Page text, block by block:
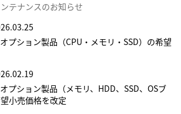
テナンスのお知らせ
プション製品（CPU・メモリ・SSD）の希望
プション製品（メモリ、HDD、SSD、OSブ
小売価格を改定